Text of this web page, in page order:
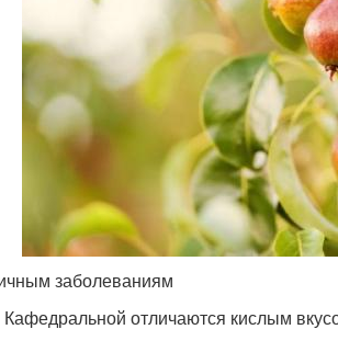
заболеваниям
отличаются кислым